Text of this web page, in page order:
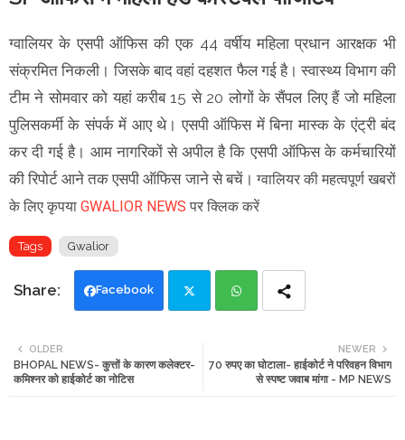
ग्वालियर के एसपी ऑफिस की एक 44 वर्षीय महिला प्रधान आरक्षक भी
संक्रमित निकली। जिसके बाद वहां दहशत फैल गई है। स्वास्थ्य विभाग की
टीम ने सोमवार को यहां करीब 15 से 20 लोगों के सैंपल लिए हैं जो महिला
पुलिसकर्मी के संपर्क में आए थे। एसपी ऑफिस में बिना मास्क के एंट्री बंद
कर दी गई है। आम नागरिकों से अपील है कि एसपी ऑफिस के कर्मचारियों
की रिपोर्ट आने तक एसपी ऑफिस जाने से बचें। ग्वालियर की महत्वपूर्ण खबरों
के लिए कृपया GWALIOR NEWS पर क्लिक करें
Tags Gwalior
Facebook
tte ats
NEWER
70 रुपए का घोटाला- हाईकोर्ट ने परिवहन विभाग
से स्पष्ट जवाब मांगा - MP NEWS
OLDER
BHOPAL NEWS- कुत्तों के कारण कलेक्टर-
कमिश्नर को हाईकोर्ट का नोटिस